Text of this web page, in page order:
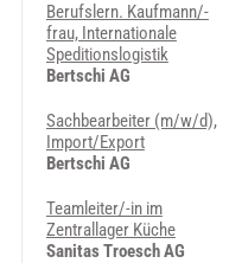
Berufslern. Kaufmann/-
frau, Internationale
Speditionslogistik
Bertschi AG
Sachbearbeiter (m/w/d),
Import/Export
Bertschi AG
Teamleiter/-in im
Zentrallager Küche
Sanitas Troesch AG